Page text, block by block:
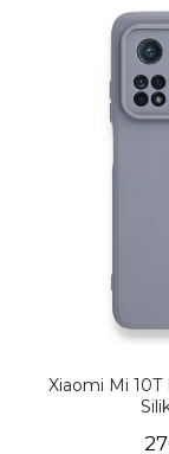
Xiaomi Mi 10T